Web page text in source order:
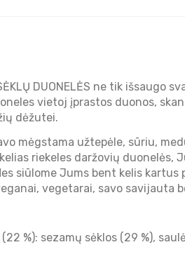
DUONELĖS ne tik
vietoj įprastos duonos,
dėžutei.
mėgstama užtepėle, sūriu,
riekeles daržovių
siūlome Jums bent kelis
vegetarai, savo savijauta
%): sezamų sėklos (29 %),